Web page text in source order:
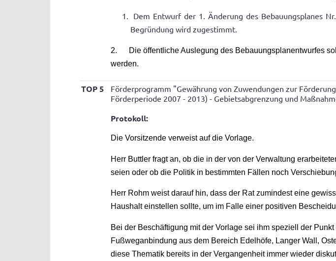
Dem Entwurf der 1. Änderung des Bebauungsplanes
Begründung wird zugestimmt.
2. Die öffentliche Auslegung des Bebauungsplanentwurfes
werden.
TOP 5
Förderprogramm "Gewährung von Zuwendungen zur
Förderperiode 2007 - 2013) - Gebietsabgrenzung und
Protokoll:
Die Vorsitzende verweist auf die Vorlage.
Herr Buttler fragt an, ob die in der von der Verwaltung
seien oder ob die Politik in bestimmten Fällen noch
Herr Rohm weist darauf hin, dass der Rat zumindest eine
Haushalt einstellen sollte, um im Falle einer positiven
Bei der Beschäftigung mit der Vorlage sei ihm speziell der
Fußweganbindung aus dem Bereich Edelhöfe, Langer Wall,
diese Thematik bereits in der Vergangenheit immer wieder